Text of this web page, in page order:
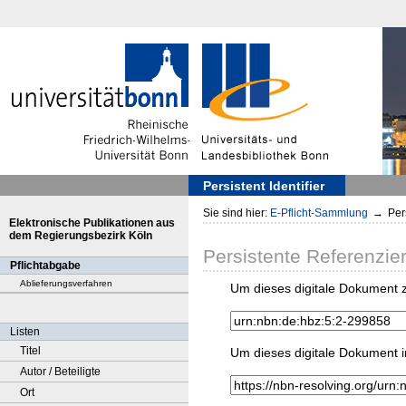
Persistent Identifier
Elektronische Publikationen aus
dem Regierungsbezirk Köln
Pflichtabgabe
Ablieferungsverfahren
Listen
Titel
Autor / Beteiligte
Ort
Sie sind hier: E-Pflicht-Sammlung →
Persistente
Um dieses digitale
Um dieses digitale